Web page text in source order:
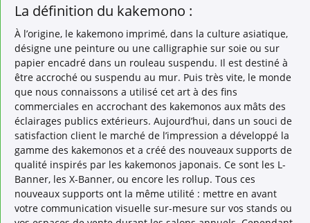
La définition du kakemono :
À l’origine, le kakemono imprimé, dans la culture asiatique,
désigne une peinture ou une calligraphie sur soie ou sur
papier encadré dans un rouleau suspendu. Il est destiné à
être accroché ou suspendu au mur. Puis très vite, le monde
que nous connaissons a utilisé cet art à des fins
commerciales en accrochant des kakemonos aux mâts des
éclairages publics extérieurs. Aujourd’hui, dans un souci de
satisfaction client le marché de l’impression a développé la
gamme des kakemonos et a créé des nouveaux supports de
qualité inspirés par les kakemonos japonais. Ce sont les L-
Banner, les X-Banner, ou encore les rollup. Tous ces
nouveaux supports ont la même utilité : mettre en avant
votre communication visuelle sur-mesure sur vos stands ou